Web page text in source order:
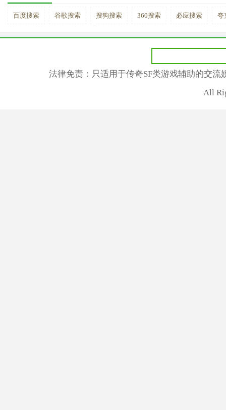
百度搜索 谷歌搜索 搜狗搜索 360搜索 必应搜索 夸
法律免责：只适用于传奇SF类游戏辅助的交
All